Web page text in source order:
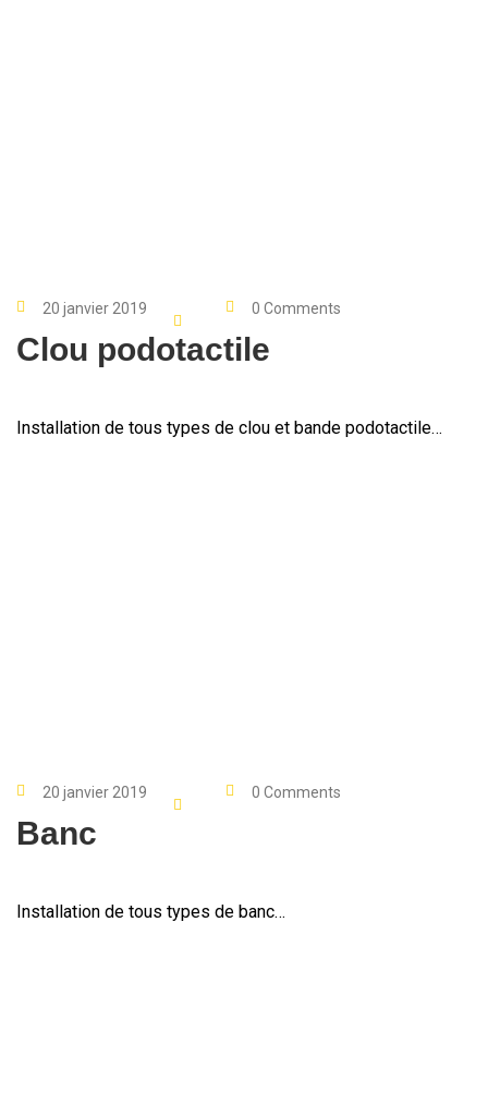
20 janvier 2019 0 Comments
Clou podotactile
Installation de tous types de clou et bande podotactile…
20 janvier 2019 0 Comments
Banc
Installation de tous types de banc…